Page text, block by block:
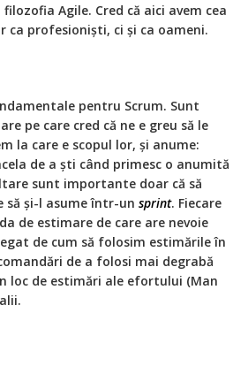
Agile. Cred că aici avem cea
ca profesioniști, ci și ca oameni.
pentru Scrum. Sunt
pe care cred că ne e greu să le
la care e scopul lor, și anume:
de a ști când primesc o anumită
sunt importante doar că să
să și-l asume într-un sprint. Fiecare
de estimare de care are nevoie
de cum să folosim estimările în
de a folosi mai degrabă
loc de estimări ale efortului (Man